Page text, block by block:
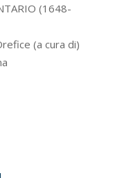
(1648-
(a cura di)